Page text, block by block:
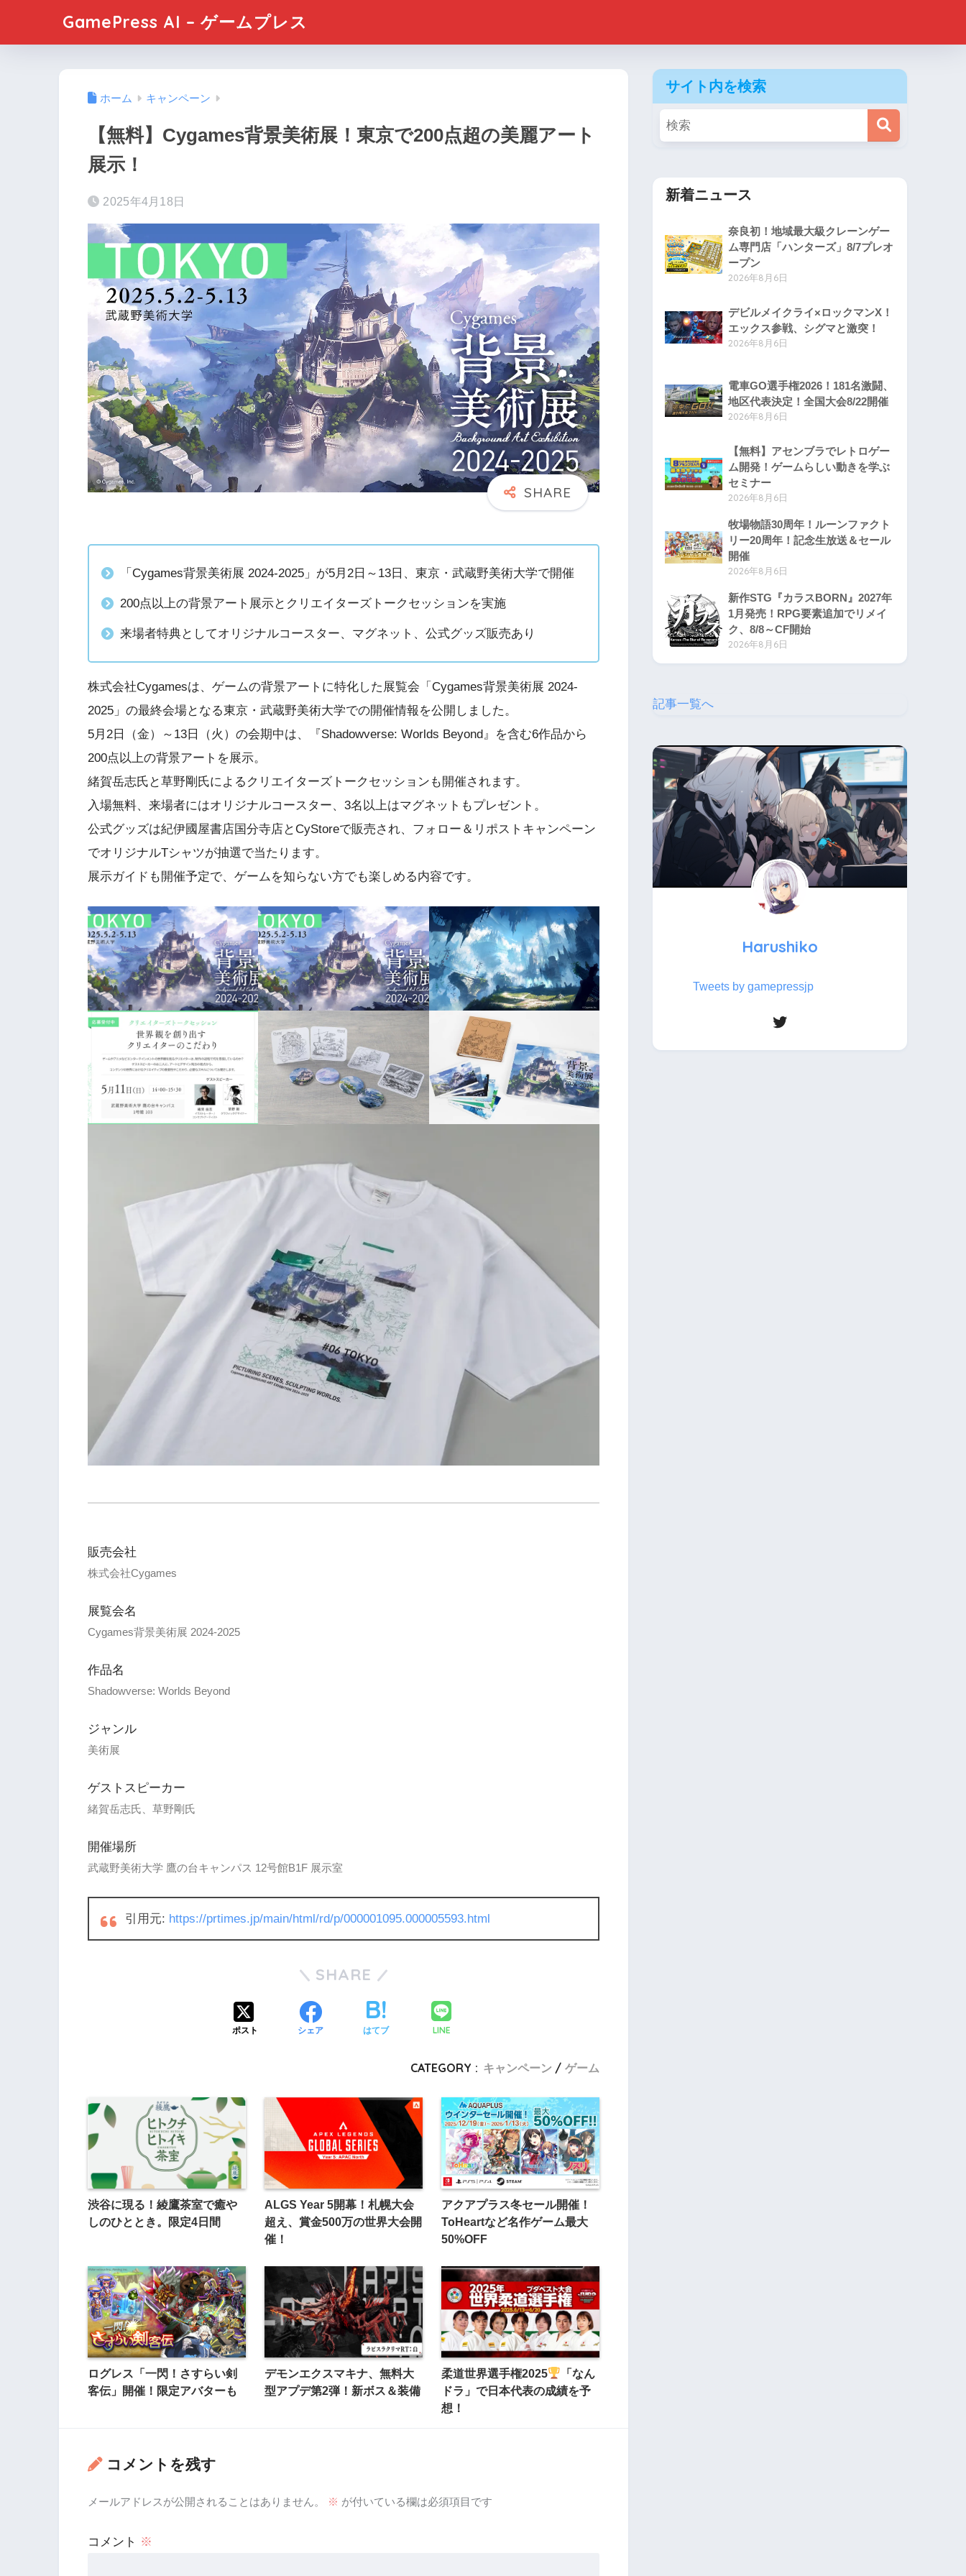
GamePress AI – ゲームプレス
ホーム キャンペーン
【無料】Cygames背景美術展！東京で200点超の美麗アート
展示！
2025年4月18日
「Cygames背景美術展 2024-2025」が5月2日～13日、東京・武蔵野美術大学で開催
200点以上の背景アート展示とクリエイターズトークセッションを実施
来場者特典としてオリジナルコースター、マグネット、公式グッズ販売あり
株式会社Cygamesは、ゲームの背景アートに特化した展覧会「Cygames背景美術展 2024-
2025」の最終会場となる東京・武蔵野美術大学での開催情報を公開しました。
5月2日（金）～13日（火）の会期中は、『Shadowverse: Worlds Beyond』を含む6作品から
200点以上の背景アートを展示。
緒賀岳志氏と草野剛氏によるクリエイターズトークセッションも開催されます。
入場無料、来場者にはオリジナルコースター、3名以上はマグネットもプレゼント。
公式グッズは紀伊國屋書店国分寺店とCyStoreで販売され、フォロー＆リポストキャンペーン
でオリジナルTシャツが抽選で当たります。
展示ガイドも開催予定で、ゲームを知らない方でも楽しめる内容です。
販売会社
株式会社Cygames
展覧会名
Cygames背景美術展 2024-2025
作品名
Shadowverse: Worlds Beyond
ジャンル
美術展
ゲストスピーカー
緒賀岳志氏、草野剛氏
開催場所
武蔵野美術大学 鷹の台キャンパス 12号館B1F 展示室
引用元: https://prtimes.jp/main/html/rd/p/000001095.000005593.html
SHARE
ポスト シェア はてブ LINE
CATEGORY : キャンペーン ゲーム
渋谷に現る！綾鷹茶室で癒や
しのひととき。限定4日間
ALGS Year 5開幕！札幌大会
超え、賞金500万の世界大会開
催！
アクアプラス冬セール開催！
ToHeartなど名作ゲーム最大
50%OFF
ログレス「一閃！さすらい剣
客伝」開催！限定アバターも
デモンエクスマキナ、無料大
型アプデ第2弾！新ボス＆装備
柔道世界選手権2025
「なん
ドラ」で日本代表の成績を予
想！
コメントを残す
メールアドレスが公開されることはありません。 ※ が付いている欄は必須項目です
コメント ※
サイト内を検索
新着ニュース
奈良初！地域最大級クレーンゲー
ム専門店「ハンターズ」8/7プレオ
ープン
2026年8月6日
デビルメイクライ×ロックマンX！
エックス参戦、シグマと激突！
2026年8月6日
電車GO選手権2026！181名激闘、
地区代表決定！全国大会8/22開催
2026年8月6日
【無料】アセンブラでレトロゲー
ム開発！ゲームらしい動きを学ぶ
セミナー
2026年8月6日
牧場物語30周年！ルーンファクト
リー20周年！記念生放送＆セール
開催
2026年8月6日
新作STG『カラスBORN』2027年
1月発売！RPG要素追加でリメイ
ク、8/8～CF開始
2026年8月6日
記事一覧へ
Harushiko
Tweets by gamepressjp